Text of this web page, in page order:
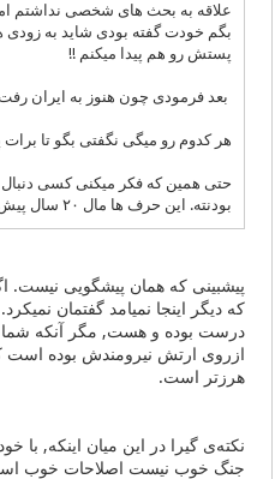
علاقه به بحث های شخصی نداشتم
بگم خودت گفته بودی شاید به زودی
پستش رو هم پیدا میکنم !!
بعد فرمودی چون هنوز به ایران
هر کدوم رو میگی نگفتی بگو تا
حتی همین که فکر میکنی کسی
بودنته. این حرف ها مال ۲۰ سال پیش بود نه الان .
پیشبینی که همان پیشگویی نیست.
که دیگر اینجا نمیامد گفتمان
درست بوده و هست, مگر آنکه شما
ازروی ارتش نیرومندش بوده است
هرزتر است.
نکته‌ی گیرا در این میان اینکه, با
جنگ خوب نیست اصلاحات خوب